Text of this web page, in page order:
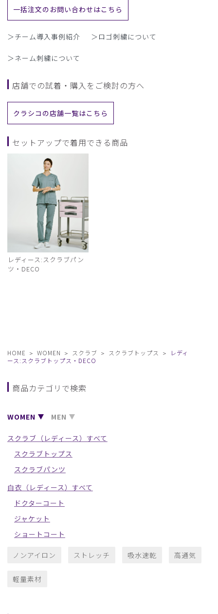
一括注文のお問い合わせはこちら
＞チーム導入事例紹介 ＞ロゴ刺繍について
＞ネーム刺繍について
店舗での試着・購入をご検討の方へ
クラシコの店舗一覧はこちら
セットアップで着用できる商品
レディース:スクラブパン
ツ・DECO
HOME WOMEN スクラブ スクラブトップス
レディ
ース:スクラブトップス・DECO
商品カテゴリで検索
WOMEN MEN
スクラブ（レディース）すべて
スクラブトップス
スクラブパンツ
白衣（レディース）すべて
ドクターコート
ジャケット
ショートコート
ノンアイロン ストレッチ 吸水速乾 高通気
軽量素材